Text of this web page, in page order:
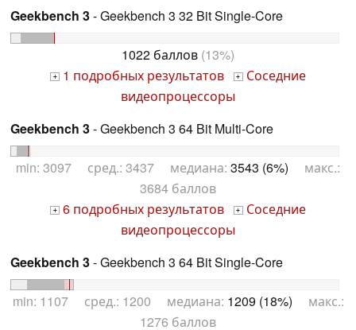
Geekbench 3- Geekbench 3 32 Bit Single-Core
1022 баллов (13%)
+ 1 подробных результатов + Соседние
видеопроцессоры
Geekbench 3- Geekbench 3 64 Bit Multi-Core
min: 3097 сред.: 3437 медиана: 3543 (6%) макс.:
3684 баллов
+ 6 подробных результатов + Соседние
видеопроцессоры
Geekbench 3- Geekbench 3 64 Bit Single-Core
min: 1107 сред.: 1200 медиана: 1209 (18%) макс.:
1276 баллов